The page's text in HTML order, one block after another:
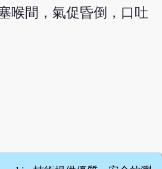
喉間，氣促昏倒，口吐